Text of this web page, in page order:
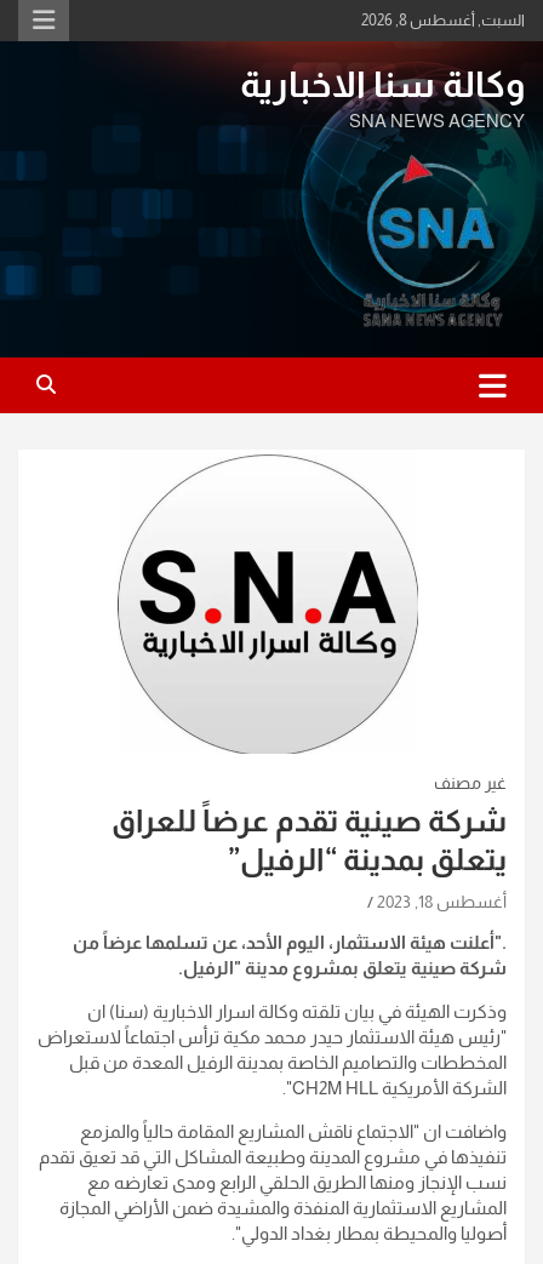
Skip
to
السبت, أغسطس 8, 2026
وكالة سنا الاخبارية
SNA NEWS AGENCY
غير مصنف
شركة صينية تقدم عرضاً للعراق
يتعلق بمدينة “الرفيل”
أغسطس 18, 2023
."أعلنت هيئة الاستثمار، اليوم الأحد، عن تسلمها عرضاً من
شركة صينية يتعلق بمشروع مدينة "الرفيل.
وذكرت الهيئة في بيان تلقته وكالة اسرار الاخبارية (سنا) ان
"رئيس هيئة الاستثمار حيدر محمد مكية ترأس اجتماعاً لاستعراض
المخططات والتصاميم الخاصة بمدينة الرفيل المعدة من قبل
الشركة الأمريكية CH2M HLL".
واضافت ان "الاجتماع ناقش المشاريع المقامة حالياً والمزمع
تنفيذها في مشروع المدينة وطبيعة المشاكل التي قد تعيق تقدم
نسب الإنجاز ومنها الطريق الحلقي الرابع ومدى تعارضه مع
المشاريع الاستثمارية المنفذة والمشيدة ضمن الأراضي المجازة
أصوليا والمحيطة بمطار بغداد الدولي".